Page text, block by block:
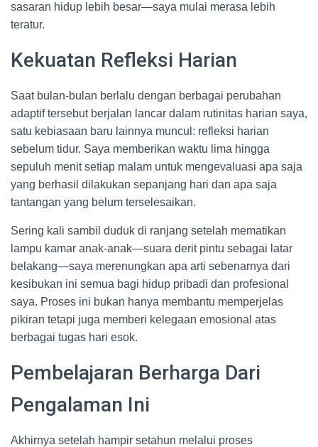
sasaran hidup lebih besar—saya mulai merasa lebih
teratur.
Kekuatan Refleksi Harian
Saat bulan-bulan berlalu dengan berbagai perubahan
adaptif tersebut berjalan lancar dalam rutinitas harian saya,
satu kebiasaan baru lainnya muncul: refleksi harian
sebelum tidur. Saya memberikan waktu lima hingga
sepuluh menit setiap malam untuk mengevaluasi apa saja
yang berhasil dilakukan sepanjang hari dan apa saja
tantangan yang belum terselesaikan.
Sering kali sambil duduk di ranjang setelah mematikan
lampu kamar anak-anak—suara derit pintu sebagai latar
belakang—saya merenungkan apa arti sebenarnya dari
kesibukan ini semua bagi hidup pribadi dan profesional
saya. Proses ini bukan hanya membantu memperjelas
pikiran tetapi juga memberi kelegaan emosional atas
berbagai tugas hari esok.
Pembelajaran Berharga Dari
Pengalaman Ini
Akhirnya setelah hampir setahun melalui proses